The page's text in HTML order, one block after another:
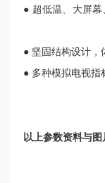
● 超低温、大屏幕
● 坚固结构设计，
● 多种模拟电视指
以上参数资料与